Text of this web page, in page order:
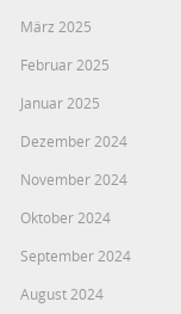
März 2025
Februar 2025
Januar 2025
Dezember 2024
November 2024
Oktober 2024
September 2024
August 2024